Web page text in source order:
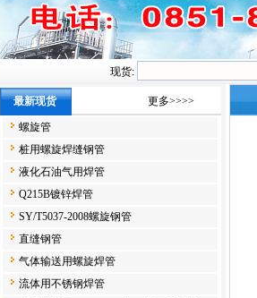
现货:
最新现货 更多>>>>
螺旋管
桩用螺旋焊缝钢管
液化石油气用焊管
Q215B镀锌焊管
SY/T5037-2008螺旋钢管
直缝钢管
气体输送用螺旋焊管
流体用不锈钢焊管